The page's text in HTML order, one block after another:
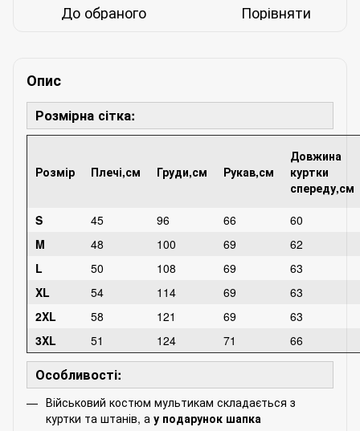
До обраного Порівняти
Опис
Розмірна сітка:
Розмір Плечі,см Груди,см Рукав,см
Довжина
куртки
спереду,см
S
45 96 66
60
M
48 100 69
62
L
50 108 69
63
XL
54 114 69
63
2XL
58 121 69
63
3XL
51 124 71 66
Особливості:
Військовий костюм мультикам складається з
куртки та штанів, а у подарунок шапка